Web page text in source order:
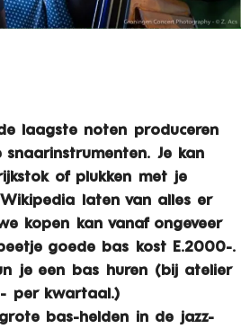
laagste noten produceren
Je kan
of plukken met je
laten van alles er
kopen kan vanaf ongeveer
goede bas kost E.2000-.
je een bas huren (bij atelier
per kwartaal.)
bas-helden in de jazz-